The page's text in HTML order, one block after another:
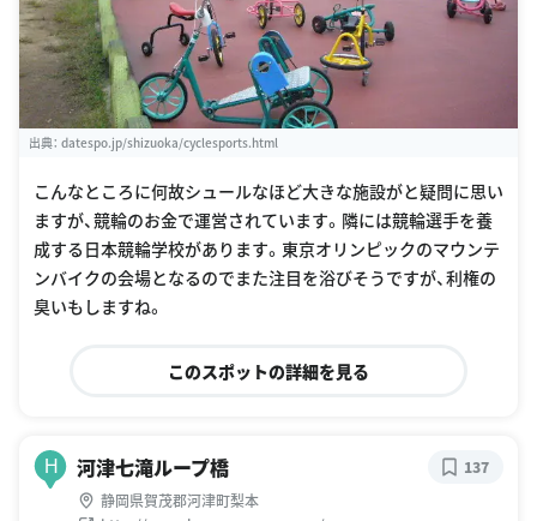
出典： datespo.jp/shizuoka/cyclesports.html
こんなところに何故シュールなほど大きな施設がと疑問に思い
ますが、競輪のお金で運営されています。隣には競輪選手を養
成する日本競輪学校があります。東京オリンピックのマウンテ
ンバイクの会場となるのでまた注目を浴びそうですが、利権の
臭いもしますね。
このスポットの詳細を見る
H 河津七滝ループ橋
静岡県賀茂郡河津町梨本
137